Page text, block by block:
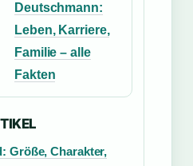
Deutschmann:
Leben, Karriere,
Familie – alle
Fakten
Größe, Charakter,